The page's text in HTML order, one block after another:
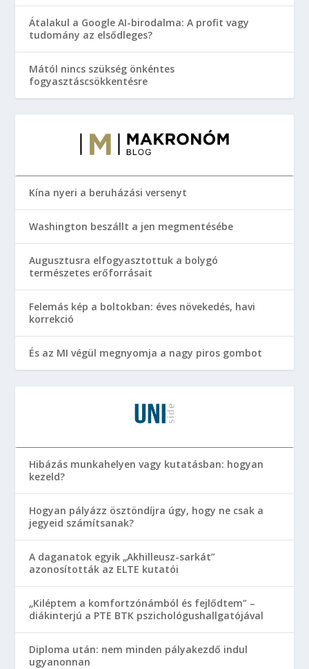
Átalakul a Google AI-birodalma: A profit vagy
tudomány az elsődleges?
Mától nincs szükség önkéntes
fogyasztáscsökkentésre
Kína nyeri a beruházási versenyt
Washington beszállt a jen megmentésébe
Augusztusra elfogyasztottuk a bolygó
természetes erőforrásait
Felemás kép a boltokban: éves növekedés, havi
korrekció
És az MI végül megnyomja a nagy piros gombot
Hibázás munkahelyen vagy kutatásban: hogyan
kezeld?
Hogyan pályázz ösztöndíjra úgy, hogy ne csak a
jegyeid számítsanak?
A daganatok egyik „Akhilleusz-sarkát”
azonosították az ELTE kutatói
„Kiléptem a komfortzónámból és fejlődtem” –
diákinterjú a PTE BTK pszichológushallgatójával
Diploma után: nem minden pályakezdő indul
ugyanonnan